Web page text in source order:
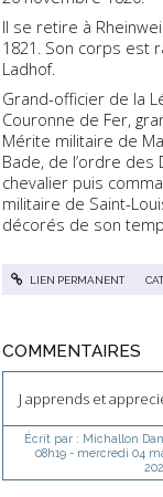
Il se retire à
1821. Son corps est
Ladhof.
Grand-officier de la
Couronne de Fer,
Mérite militaire de
Bade, de l’ordre des
chevalier puis
militaire de Saint-
décorés de son
LIEN PERMANENT
COMMENTAIRES
J apprends et
Écrit par : Michallon
08h19- mercredi 04